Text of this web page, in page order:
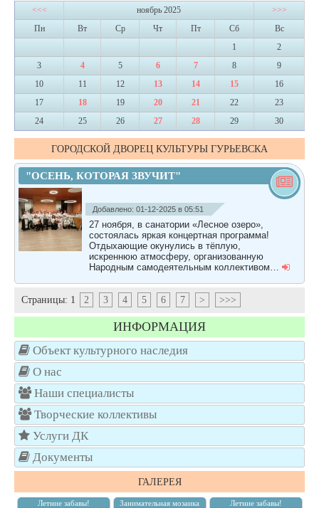
<<< ноябрь 2025
>>>
Пн
Вт Ср Чт Пт Сб
Вс
1
2
3
4 5 6 7 8
9
10
11 12 13 14 15
16
17
18 19 20 21 22
23
24
25 26 27 28 29 30
ГОРОДСКОЙ ДВОРЕЦ КУЛЬТУРЫ ГУРЬЕВСКА
"ОСЕНЬ, КОТОРАЯ ЗВУЧИТ"
Добавлено: 01-12-2025 в 05:51
27 ноября, в санатории «Лесное озеро»,
состоялась яркая концертная программа!
Отдыхающие окунулись в тёплую,
искреннюю атмосферу, организованную
Народным самодеятельным коллективом…
Страницы: 1 2 3 4 5 6 7 > >>>
ИНФОРМАЦИЯ
Объект культурного наследия
О нас
Наши специалисты
Творческие коллективы
Услуги ДК
Документы
ГАЛЕРЕЯ
Летние забавы! Занимательная мозаика Летние забавы!